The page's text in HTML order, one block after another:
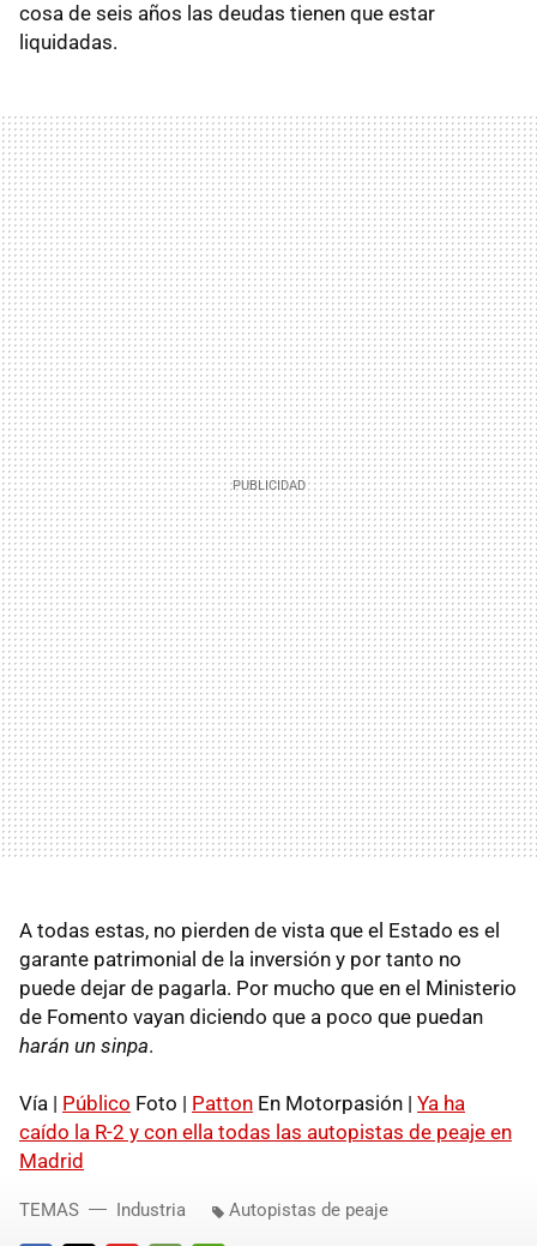
cosa de seis años las deudas tienen que estar
liquidadas.
A todas estas, no pierden de vista que el Estado es el
garante patrimonial de la inversión y por tanto no
puede dejar de pagarla. Por mucho que en el Ministerio
de Fomento vayan diciendo que a poco que puedan
harán un sinpa.
Vía | Público Foto | Patton En Motorpasión | Ya ha
caído la R-2 y con ella todas las autopistas de peaje en
Madrid
TEMAS Industria Autopistas de peaje